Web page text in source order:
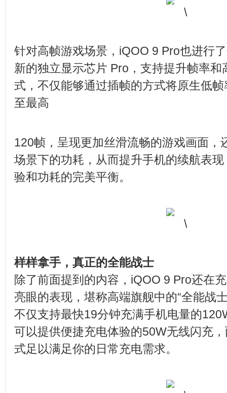
针对高帧游戏场景，iQOO 9 Pro也进行
新的独立显示芯片 Pro，支持提升帧率和
式，不仅能够通过插帧的方式将原生低
至最高
120帧，呈现更加丝滑流畅的游戏画面，
场景下的功耗，从而提升手机的续航表
验和功耗的完美平衡。
样样拿手，真正的全能战士
除了前面提到的内容，iQOO 9 Pro还在
亮眼的表现，堪称高端旗舰中的“全能战
不仅支持最快19分钟充满手机电量的
可以提供便捷充电体验的50W无线闪充
式足以满足你的日常充电需求。